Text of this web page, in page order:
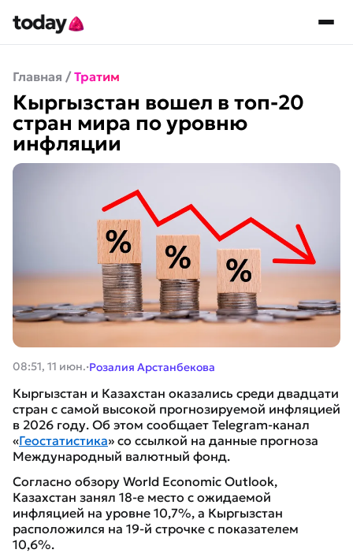
Главная / Тратим
Кыргызстан вошел в топ-20
стран мира по уровню
инфляции
08:51, 11 июн.·Розалия Арстанбекова
Кыргызстан и Казахстан оказались среди двадцати
стран с самой высокой прогнозируемой инфляцией
в 2026 году. Об этом сообщает Telegram-канал
«Геостатистика» со ссылкой на данные прогноза
Международный валютный фонд.
Согласно обзору World Economic Outlook,
Казахстан занял 18-е место с ожидаемой
инфляцией на уровне 10,7%, а Кыргызстан
расположился на 19-й строчке с показателем
10,6%.